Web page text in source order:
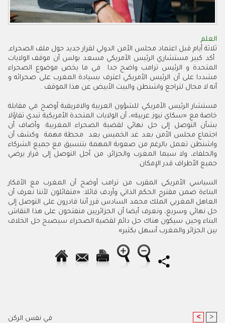
العلم
ثلاثة أيام قبل اعتماد مجلس الأمن الدولي لقرار جديد حول ملف الصحراء,
أكد كبير مستشاري الرئيس الأمريكي مسعد بولس أن موقف الولايات
المتحدة و الرئيس ترامب واضح جدا في ما يخص موضوع الصحراء
مشددا على أن الرئيس الأمريكي اعترف بسيادة المغرب على صحرائه و
أنه لا مجال لتراجع واشنطن والبيت الأبيض عن هذا الموقف .
مستشار الرئيس الأمريكي للشؤون العربية والافريقية أوضح في مقابلة
خاصة مع «سكاي نيوز عربية»، أن الولايات المتحدة الأمريكية تبدي تفاؤلا
بشأن
التوصل إلى حل نهائي لقضية الصحراء المغربية. وأضاف
أن
اجتماع مجلس الأمن بعد غد الخميس يعد محطة مهمة وكشف أن
واشنطن تعمل بالرغم من صعوبة المهمة بتنسيق مع جميع الشركاء
والحلفاء، ولا سيما المغرب والجزائر، من أجل التوصل إلى قرار يرضي
جميع الأطراف قدر الإمكان.
السياسي الأمريكي المقرب من ترامب أوضح أن المغرب مع
الأفكار
البناءة ضمن مقترح الحكم الذاتي وأردف قائلا: «متفائلون لأننا نعرف أن
العاهل المغربي الملك محمد السادس قرر أننا قادرون على التوصل إلى
حل نهائي وسريع، ونعرف أيضا أن الجزائريين منفتحون على هذا النقاش
البناء وحين سيكون هناك حل دائم لقضية الصحراء سيصبح حل الخلاف
بين الجزائر والمغرب أسهل بكثير»
في نفس الركن < >